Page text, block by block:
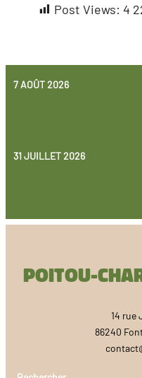
Post Views: 4
7 AOÛT 2026
31 JUILLET 2026
Poitou-
14 rue
86240